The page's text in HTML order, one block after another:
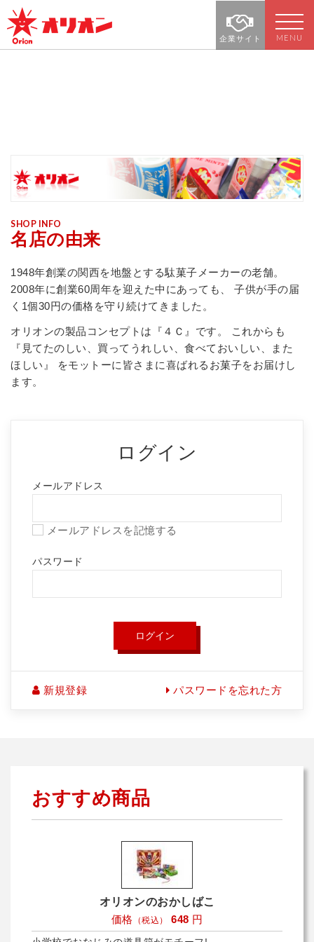
企業サイト MENU
SHOP INFO
名店の由来
1948年創業の関西を地盤とする駄菓子メーカーの老舗。
2008年に創業60周年を迎えた中にあっても、
子供が手の届
く1個30円の価格を守り続けてきました。
オリオンの製品コンセプトは『４Ｃ』です。 これからも
『見てたのしい、買ってうれしい、食べておいしい、また
ほしい』
をモットーに皆さまに喜ばれるお菓子をお届けし
ます。
ログイン
メールアドレス
メールアドレスを記憶する
パスワード
ログイン
新規登録 パスワードを忘れた方
おすすめ商品
オリオンのおかしばこ
価格 （税込） 648 円